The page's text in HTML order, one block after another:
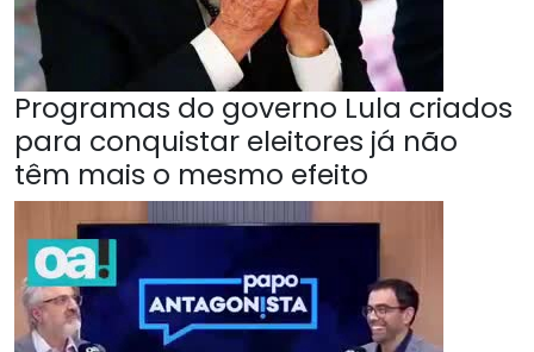
Programas do governo Lula criados
para conquistar eleitores já não
têm mais o mesmo efeito